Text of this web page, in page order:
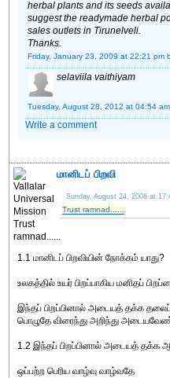
herbal plants and its seeds
suggest the readymade herbal
sales outlets in Tirunelveli.
Thanks.
Friday, January 23, 2009 at 22:21 pm
selaviila vaithiyam
Tuesday, August 28, 2012 at 04:54 am
Write a comment
மானிடப் பிறவி
Sunday, August 24, 2008 at
Trust ramnad......
1.1 மானிடப் பிறவியின் நோக்கம் யாது?
உலகத்தில் உயர் பிறப்பாகிய மனிதப்
இந்தப் பிறப்பினால் அடையத் தக்க
பொழுதே விரைந்து அறிந்து
1.2 இந்தப் பிறப்பினால் அடையத் தக்க
ஒப்பற்ற பெரிய வாழ்வு வாழ்வதே